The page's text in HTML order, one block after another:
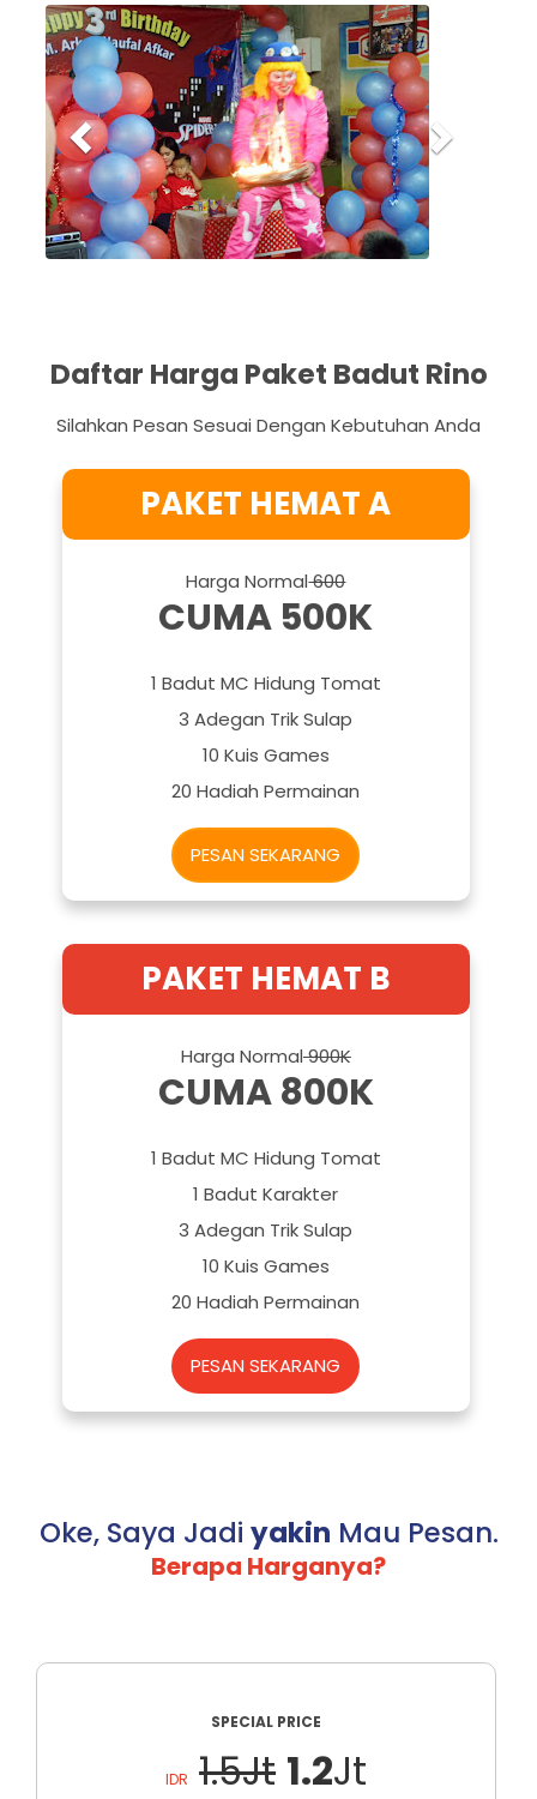
P
r
e
v
i
o
u
s
Daftar Harga Paket Badut Rino
Silahkan Pesan Sesuai Dengan Kebutuhan Anda
PAKET HEMAT A
Harga Normal600
CUMA 500K
1 Badut MC Hidung Tomat
3 Adegan Trik Sulap
10 Kuis Games
20 Hadiah Permainan
PESAN SEKARANG
PAKET HEMAT B
Harga Normal900K
CUMA 800K
1 Badut MC Hidung Tomat
1 Badut Karakter
3 Adegan Trik Sulap
10 Kuis Games
20 Hadiah Permainan
PESAN SEKARANG
Oke, Saya Jadi yakin Mau Pesan.
Berapa Harganya?
SPECIAL PRICE
IDR 1.5Jt 1.2Jt